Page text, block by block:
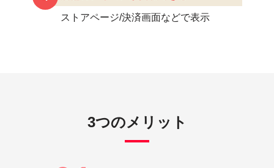
ストアページ/決済画面などで表示
3つのメリット